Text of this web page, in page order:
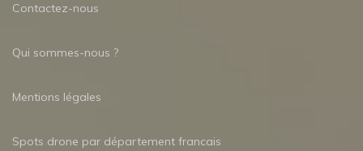
Contactez-nous
Qui sommes-nous ?
Mentions légales
Spots drone par département francais